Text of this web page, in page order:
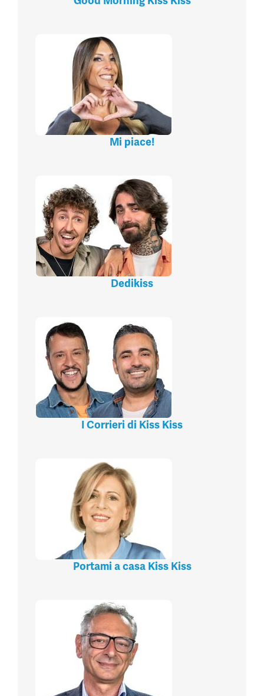
Mi piace!
Dedikiss
I Corrieri di Kiss Kiss
Portami a casa Kiss Kiss